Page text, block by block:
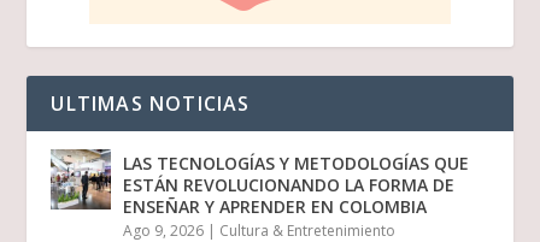
ULTIMAS NOTICIAS
LAS TECNOLOGÍAS Y METODOLOGÍAS QUE
ESTÁN REVOLUCIONANDO LA FORMA DE
ENSEÑAR Y APRENDER EN COLOMBIA
Ago 9, 2026 | Cultura & Entretenimiento